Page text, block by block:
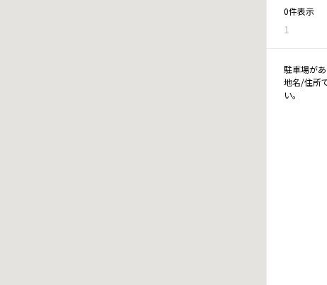
0件表示
1
駐車場があ
地名/住所
い。